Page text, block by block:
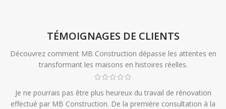
TÉMOIGNAGES DE CLIENTS
Découvrez comment MB Construction dépasse les attentes en
transformant les maisons en histoires réelles.
Je ne pourrais pas être plus heureux du travail de rénovation
effectué par MB Construction. De la première consultation à la